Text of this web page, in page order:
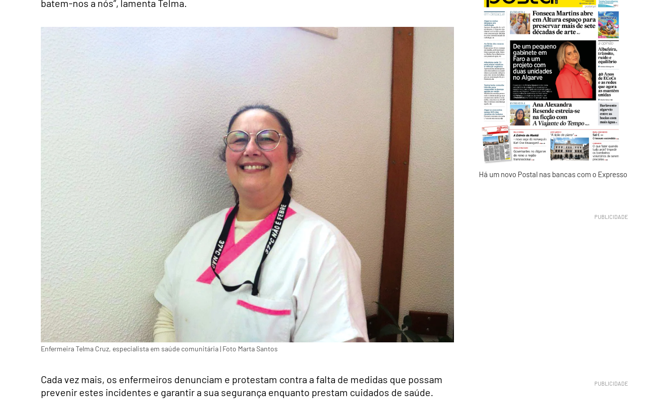
batem-nos a nós”, lamenta Telma.
Enfermeira Telma Cruz, especialista em saúde comunitária | Foto Marta Santos
Cada vez mais, os enfermeiros denunciam e protestam contra a falta de medidas que possam
prevenir estes incidentes e garantir a sua segurança enquanto prestam cuidados de saúde.
Há um novo Postal nas bancas com o Expresso